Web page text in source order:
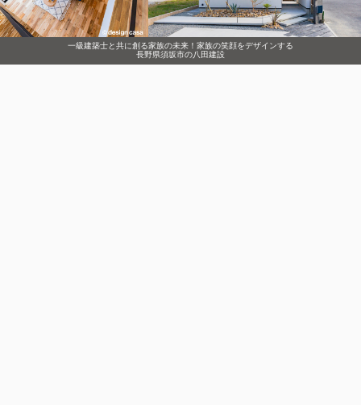
一級建築士と共に創る家族の未来！家族の笑顔をデザインする
長野県須坂市の八田建設